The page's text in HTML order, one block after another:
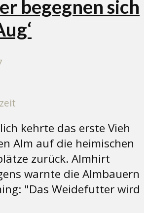
begegnen sich
kehrte das erste Vieh
Alm auf die heimischen
zurück. Almhirt
warnte die Almbauern
"Das Weidefutter wird